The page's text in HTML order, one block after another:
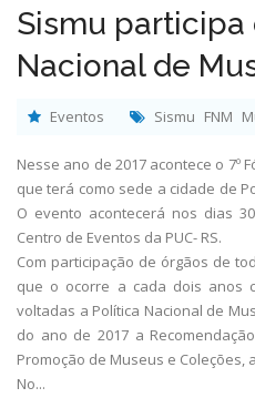
Sismu participa
Nacional de
Eventos Sismu FNM
Nesse ano de 2017 acontece o 7º
que terá como sede a cidade de
O evento acontecerá nos dias
Centro de Eventos da PUC- RS.
Com participação de órgãos de
que o ocorre a cada dois anos
voltadas a Política Nacional de
do ano de 2017 a
Promoção de Museus e Coleções,
No...